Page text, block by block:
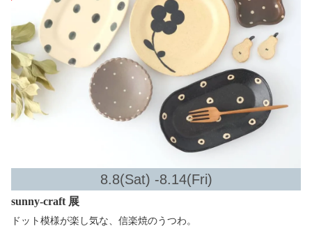
8.8(Sat) -8.14(Fri)
sunny-craft 展
ドット模様が楽し気な、信楽焼のうつわ。